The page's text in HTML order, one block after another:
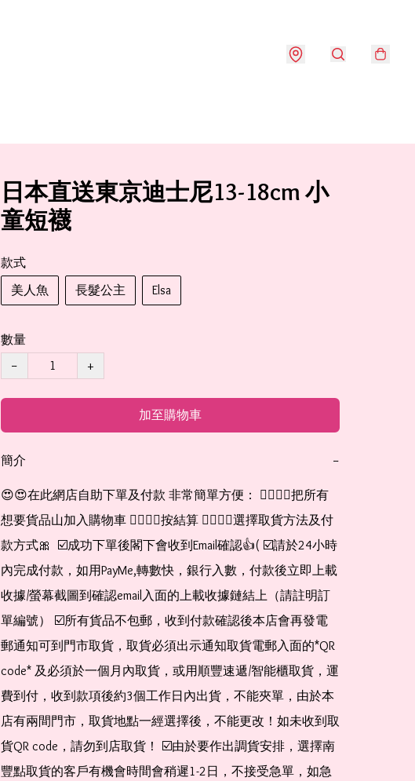
日本直送東京迪士尼13-18cm 小
童短襪
款式
美人魚
長髮公主 Elsa
數量
−
+
加至購物車
簡介 −
😍😍在此網店自助下單及付款 非常簡單方便： 👉🏻👉🏻把所有
想要貨品山加入購物車 👉🏻👉🏻按結算 👉🏻👉🏻選擇取貨方法及付
款方式🎀  ☑️成功下單後閣下會收到Email確認👍( ☑️請於24小時
內完成付款，如用PayMe,轉數快，銀行入數，付款後立即上載
收據/螢幕截圖到確認email入面的上載收據鏈結上（請註明訂
單編號） ☑️所有貨品不包郵，收到付款確認後本店會再發電
郵通知可到門市取貨，取貨必須出示通知取貨電郵入面的*QR
code* 及必須於一個月內取貨，或用順豐速遞/智能櫃取貨，運
費到付，收到款項後約3個工作日內出貨，不能夾單，由於本
店有兩間門市，取貨地點一經選擇後，不能更改！如未收到取
貨QR code，請勿到店取貨！ ☑️由於要作出調貨安排，選擇南
豐點取貨的客戶有機會時間會稍遲1-2日，不接受急單，如急